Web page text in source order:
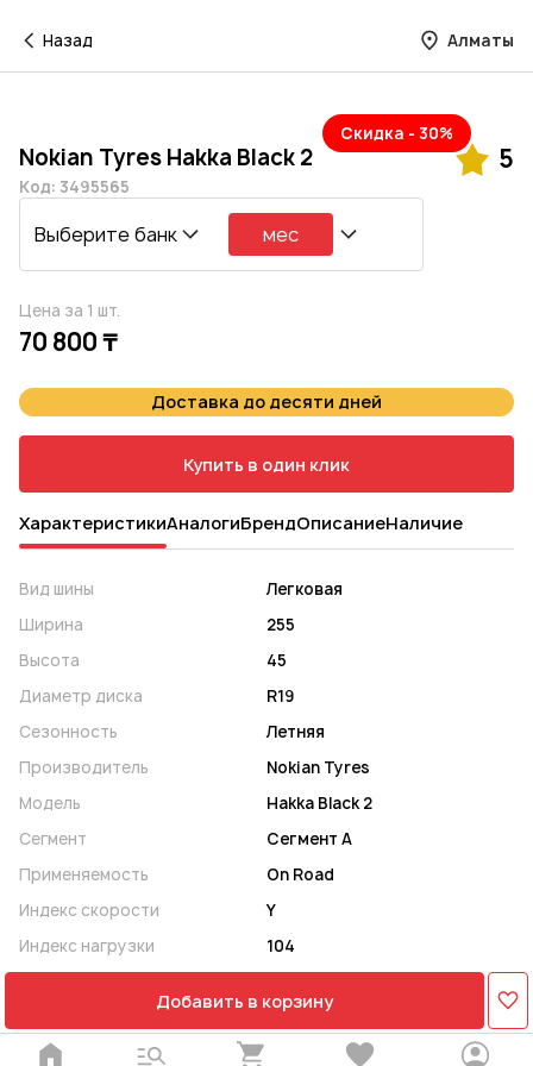
Назад Алматы
Скидка - 30%
Nokian Tyres Hakka Black 2 5
Код: 3495565
Выберите банк мес
Цена за 1 шт.
70 800 ₸
Доставка до десяти дней
Купить в один клик
ХарактеристикиАналогиБрендОписаниеНаличие
Вид шины
Легковая
Ширина
255
Высота
45
Диаметр диска
R19
Сезонность
Летняя
Производитель
Nokian Tyres
Модель
Hakka Black 2
Сегмент
Сегмент A
Применяемость
On Road
Индекс скорости
Y
Индекс нагрузки
104
Добавить в корзину